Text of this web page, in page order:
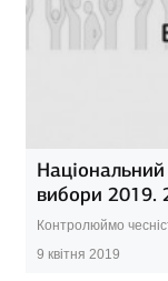
Національний
вибори 2019.
Контролюймо
9 квітня 2019